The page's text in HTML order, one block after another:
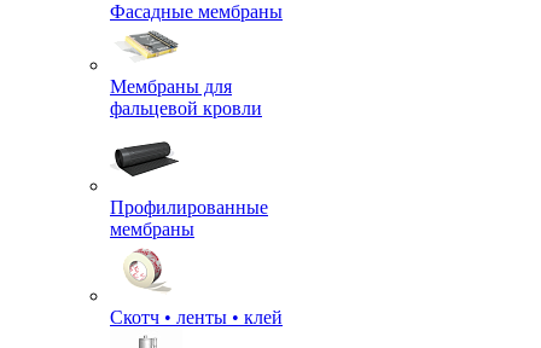
Фасадные мембраны
Мембраны для
фальцевой кровли
Профилированные
мембраны
Скотч • ленты • клей